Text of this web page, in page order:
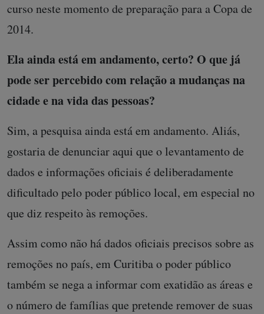
curso neste momento de preparação para a Copa de
2014.
Ela ainda está em andamento, certo? O que já
pode ser percebido com relação a mudanças na
cidade e na vida das pessoas?
Sim, a pesquisa ainda está em andamento. Aliás,
gostaria de denunciar aqui que o levantamento de
dados e informações oficiais é deliberadamente
dificultado pelo poder público local, em especial no
que diz respeito às remoções.
Assim como não há dados oficiais precisos sobre as
remoções no país, em Curitiba o poder público
também se nega a informar com exatidão as áreas e
o número de famílias que pretende remover de suas